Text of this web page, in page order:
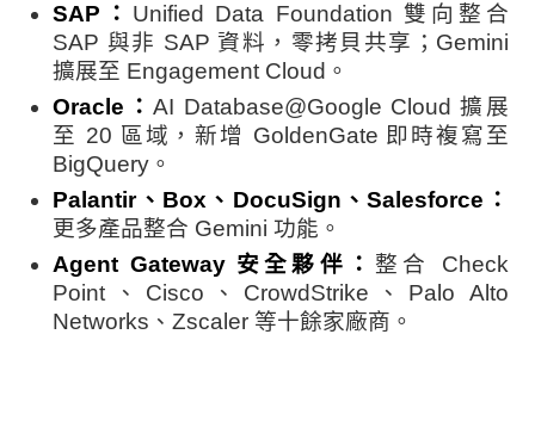
SAP： Unified Data Foundation 雙向整合
SAP 與非 SAP 資料，零拷貝共享；Gemini
擴展至 Engagement Cloud。
Oracle：AI Database@Google Cloud 擴展
至 20 區域，新增 GoldenGate 即時複寫至
BigQuery。
Palantir、Box、DocuSign、Salesforce：
更多產品整合 Gemini 功能。
Agent Gateway 安全夥伴： 整合 Check
Point、Cisco、CrowdStrike、Palo Alto
Networks、Zscaler 等十餘家廠商。